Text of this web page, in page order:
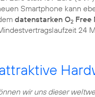
Smartphone kann
datenstarken O2 Free
24
wir uns dieser